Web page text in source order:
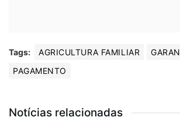
Tags: AGRICULTURA FAMILIAR
PAGAMENTO
Notícias relacionadas